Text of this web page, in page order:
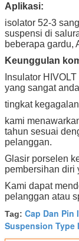
Aplikasi:
isolator 52-3
suspensi di
beberapa gardu,
Keunggulan
Insulator
yang sangat
tingkat
kami
tahun sesuai
pelanggan.
Glasir porselen
pembersihan diri
Kami dapat
pelanggan atau
Tag: Cap Dan Pin
Suspension Type